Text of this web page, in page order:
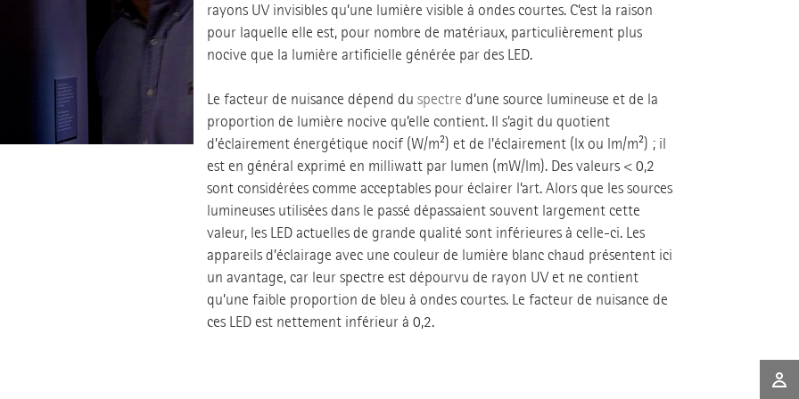
rayons UV invisibles qu’une lumière visible à ondes courtes. C’est la raison
pour laquelle elle est, pour nombre de matériaux, particulièrement plus
nocive que la lumière artificielle générée par des LED.
Le facteur de nuisance dépend du spectre d’une source lumineuse et de la
proportion de lumière nocive qu’elle contient. Il s’agit du quotient
d’éclairement énergétique nocif (W/m²) et de l’éclairement (lx ou lm/m²) ; il
est en général exprimé en milliwatt par lumen (mW/lm). Des valeurs < 0,2
sont considérées comme acceptables pour éclairer l’art. Alors que les sources
lumineuses utilisées dans le passé dépassaient souvent largement cette
valeur, les LED actuelles de grande qualité sont inférieures à celle-ci. Les
appareils d’éclairage avec une couleur de lumière blanc chaud présentent ici
un avantage, car leur spectre est dépourvu de rayon UV et ne contient
qu’une faible proportion de bleu à ondes courtes. Le facteur de nuisance de
ces LED est nettement inférieur à 0,2.